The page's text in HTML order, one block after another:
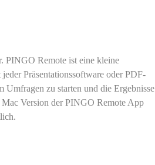
PINGO Remote ist eine kleine
Präsentationssoftware oder PDF-
zu starten und die Ergebnisse
Version der PINGO Remote App